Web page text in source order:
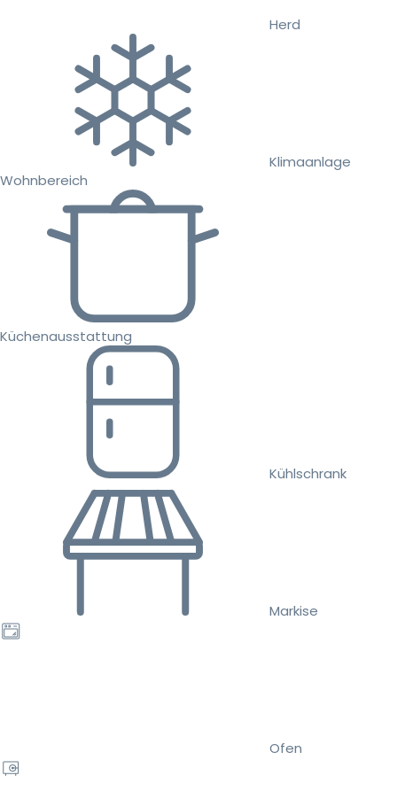
Herd
Klimaanlage
Wohnbereich
Küchenausstattung
Kühlschrank
Markise
Ofen